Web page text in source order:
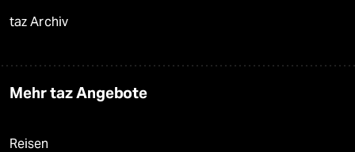
taz Archiv
Mehr taz Angebote
Reisen